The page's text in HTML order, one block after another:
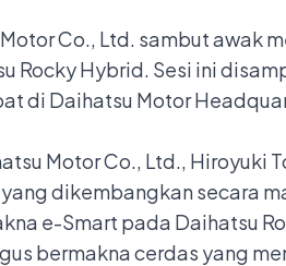
Co., Ltd. sambut awak
Rocky Hybrid. Sesi ini
di Daihatsu Motor
Motor Co., Ltd., Hiroyuki
dikembangkan secara
e-Smart pada Daihatsu
bermakna cerdas yang